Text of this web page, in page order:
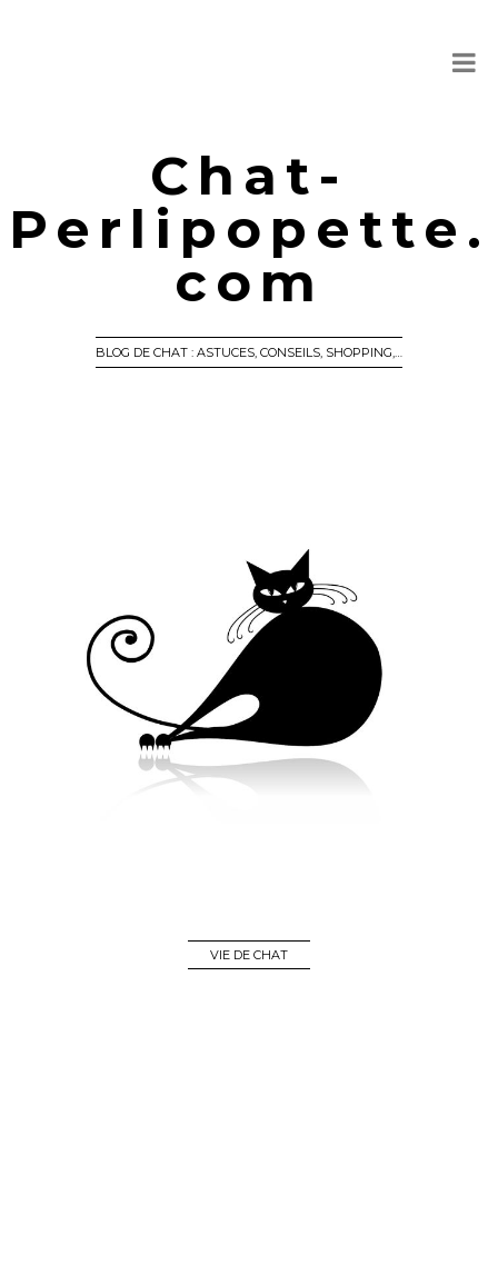
Chat-
Perlipopette.
com
BLOG DE CHAT : ASTUCES, CONSEILS, SHOPPING,…
VIE DE CHAT